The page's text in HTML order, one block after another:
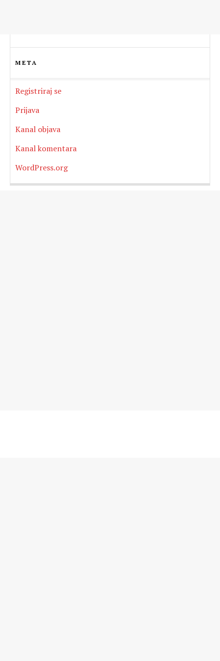
META
Registriraj se
Prijava
Kanal objava
Kanal komentara
WordPress.org